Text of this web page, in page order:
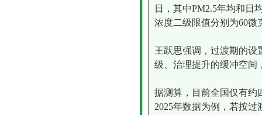
日，其中PM2.5年均和日
浓度二级限值分别为60微
王跃思强调，过渡期的设
级、治理提升的缓冲空间
据测算，目前全国仅有约
2025年数据为例，若按